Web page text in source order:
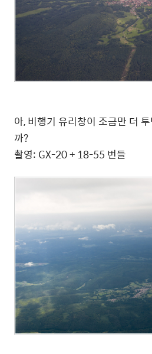
아, 비행기 유리창이 조금만 더
까?
촬영: GX-20 + 18-55 번들